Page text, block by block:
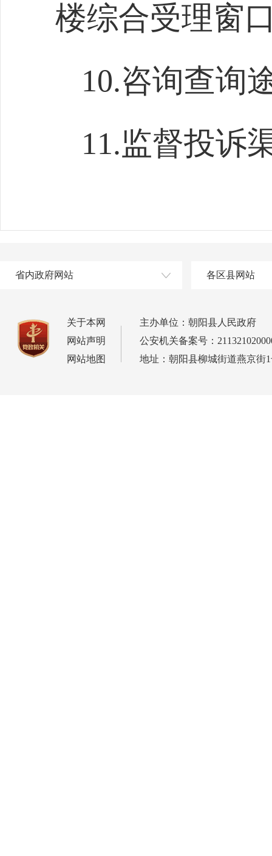
楼综合受理窗
10.咨询查询
11.监督投诉
省内政府网站 各区县网站
关于本网
网站声明
网站地图
主办单位：朝阳县人民政府
公安机关备案号：
地址：朝阳县柳城街道燕京街